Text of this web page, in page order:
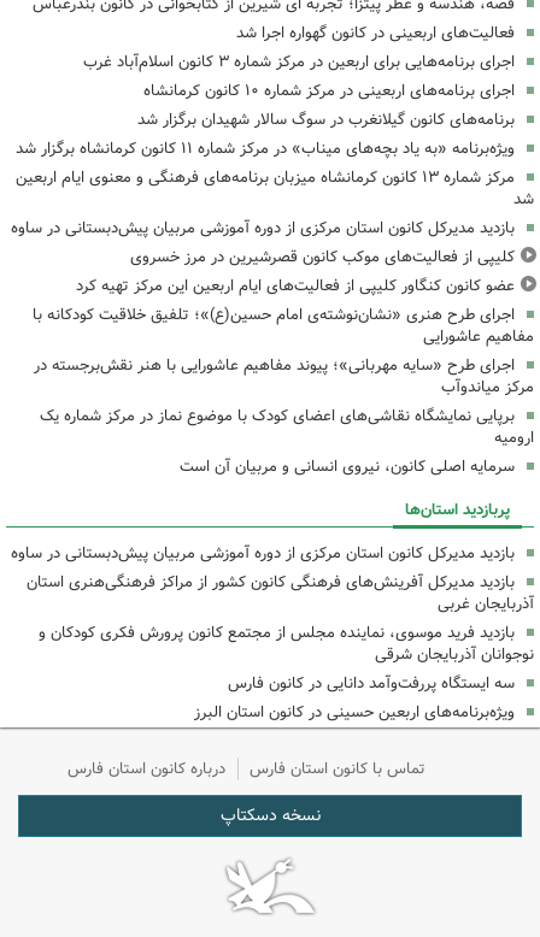
فعالیت‌های اربعینی در کانون گهواره اجرا شد
اجرای برنامه‌هایی برای اربعین در مرکز شماره ۳ کانون اسلام‌آباد غرب
اجرای برنامه‌های اربعینی در مرکز شماره ۱۰ کانون کرمانشاه
برنامه‌های کانون گیلانغرب در سوگ سالار شهیدان برگزار شد
ویژه‌برنامه «به یاد بچه‌های میناب» در مرکز شماره ۱۱ کانون کرمانشاه برگزار شد
مرکز شماره ۱۳ کانون کرمانشاه میزبان برنامه‌های فرهنگی و معنوی ایام اربعین
شد
بازدید مدیرکل کانون استان مرکزی از دوره آموزشی مربیان پیش‌دبستانی در ساوه
کلیپی از فعالیت‌های موکب کانون قصرشیرین در مرز خسروی
عضو کانون کنگاور کلیپی از فعالیت‌های ایام اربعین این مرکز تهیه کرد
اجرای طرح هنری «نشان‌نوشته‌ی امام حسین(ع)»؛ تلفیق خلاقیت کودکانه با
مفاهیم عاشورایی
اجرای طرح «سایه مهربانی»؛ پیوند مفاهیم عاشورایی با هنر نقش‌برجسته در
مرکز میاندوآب
برپایی نمایشگاه نقاشی‌های اعضای کودک با موضوع نماز در مرکز شماره یک
ارومیه
سرمایه اصلی کانون، نیروی انسانی و مربیان آن است
پربازدید استان‌ها
بازدید مدیرکل کانون استان مرکزی از دوره آموزشی مربیان پیش‌دبستانی در ساوه
بازدید مدیرکل آفرینش‌های فرهنگی کانون کشور از مراکز فرهنگی‌هنری استان
آذربایجان غربی
بازدید فرید موسوی، نماینده مجلس از مجتمع کانون پرورش فکری کودکان و
نوجوانان آذربایجان شرقی
سه ایستگاه پررفت‌وآمد دانایی در کانون فارس
ویژه‌برنامه‌های اربعین حسینی در کانون استان البرز
تماس با کانون استان فارس درباره کانون استان فارس
نسخه دسکتاپ